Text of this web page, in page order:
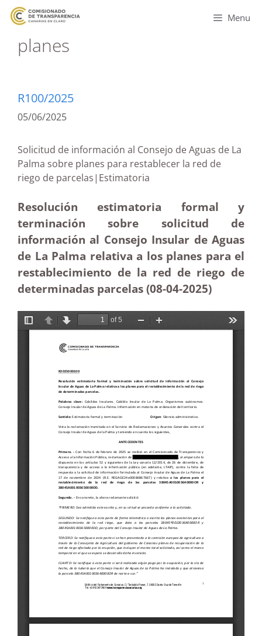
Menu
planes
R100/2025
05/06/2025
Solicitud de información al Consejo de Aguas de La
Palma sobre planes para restablecer la red de
riego de parcelas|Estimatoria
Resolución estimatoria formal y
terminación sobre solicitud de
información al Consejo Insular de Aguas
de La Palma relativa a los planes para el
restablecimiento de la red de riego de
determinadas parcelas (08-04-2025)